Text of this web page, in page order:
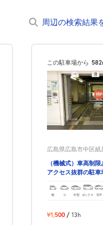
周辺の検索結果
この駐車場から
広島県広島市中区紙
（機械式）車高制
アクセス抜群の駐車
軽 コ 中型 ボックス SUV
¥1,500 / 13h